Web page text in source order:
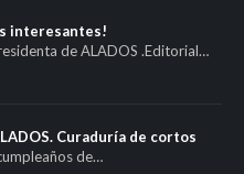
interesantes!
de ALADOS .Editorial…
Curaduría de cortos
de…